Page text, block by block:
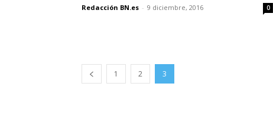
Redacción BN.es - 9 diciembre, 2016 0
1 2 3